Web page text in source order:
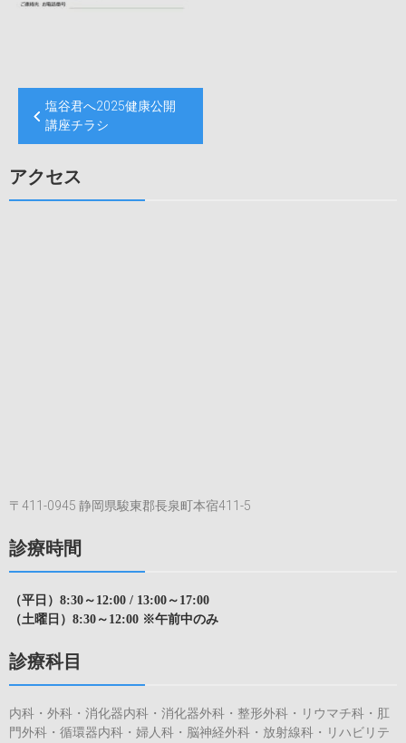
ビ
塩谷君へ2025健康公開
講座チラシ
アクセス
〒411-0945 静岡県駿東郡長泉町本宿411-5
診療時間
（平日）8:30～12:00 / 13:00～17:00
（土曜日）8:30～12:00 ※午前中のみ
診療科目
内科・外科・消化器内科・消化器外科・整形外科・リウマチ科・肛
門外科・循環器内科・婦人科・脳神経外科・放射線科・リハビリテ